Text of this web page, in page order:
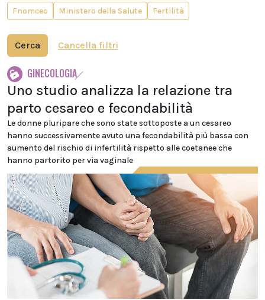
Fnomceo Ministero della Salute Fertilità
Cerca Cancella filtri
GINECOLOGIA
Uno studio analizza la relazione tra
parto cesareo e fecondabilità
Le donne pluripare che sono state sottoposte a un cesareo
hanno successivamente avuto una fecondabilità più bassa con
aumento del rischio di infertilità rispetto alle coetanee che
hanno partorito per via vaginale